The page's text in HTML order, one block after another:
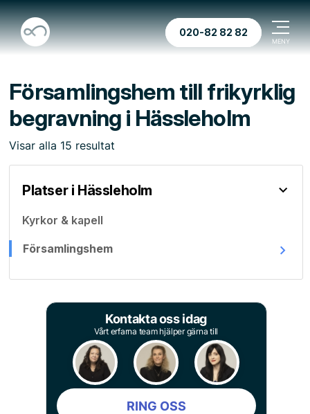
020-82 82 82
Församlingshem till frikyrklig
begravning i Hässleholm
Visar alla 15 resultat
Platser i Hässleholm
Kyrkor & kapell
Församlingshem
Kontakta oss idag
Vårt erfarna team hjälper gärna till
RING OSS